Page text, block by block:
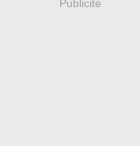
Publicité